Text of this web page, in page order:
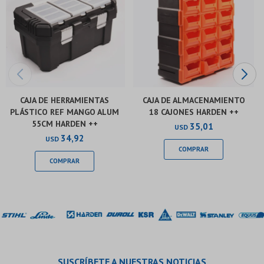
CAJA DE HERRAMIENTAS
PLÁSTICO REF MANGO ALUM
55CM HARDEN ++
USD 34,92
CAJA DE ALMACENAMIENTO
18 CAJONES HARDEN ++
USD 35,01
SUSCRÍBETE A NUESTRAS NOTICIAS